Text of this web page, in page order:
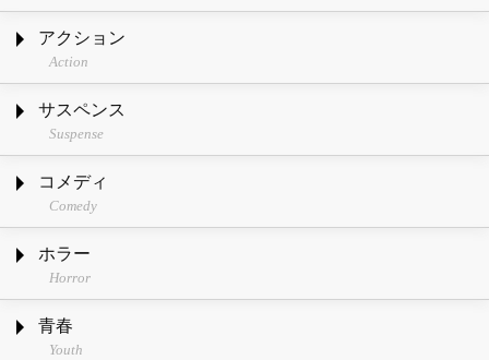
アクション
Action
サスペンス
Suspense
コメディ
Comedy
ホラー
Horror
青春
Youth